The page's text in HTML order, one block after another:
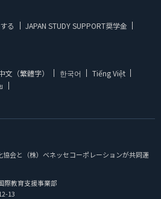
る JAPAN STUDY SUPPORT奨学金
文（繁體字） 한국어
Tiếng Việt
会と（株）ベネッセコーポレーションが共同運
際教育支援事業部
13